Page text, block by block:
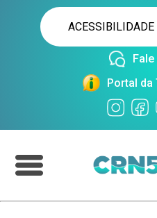
ACESSIBILIDADE
Portal da